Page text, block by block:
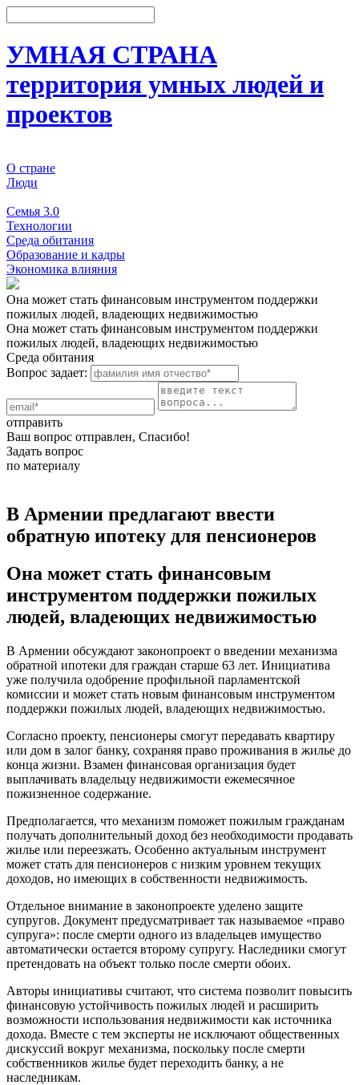
УМНАЯ СТРАНА
территория умных людей и
проектов
О стране
Люди
Семья 3.0
Технологии
Среда обитания
Образование и кадры
Экономика влияния
Она может стать финансовым инструментом поддержки
пожилых людей, владеющих недвижимостью
Она может стать финансовым инструментом поддержки
пожилых людей, владеющих недвижимостью
Среда обитания
Вопрос задает:
отправить
Ваш вопрос отправлен, Спасибо!
Задать вопрос
по материалу
В Армении предлагают ввести
обратную ипотеку для пенсионеров
Она может стать финансовым
инструментом поддержки пожилых
людей, владеющих недвижимостью
В Армении обсуждают законопроект о введении механизма
обратной ипотеки для граждан старше 63 лет. Инициатива
уже получила одобрение профильной парламентской
комиссии и может стать новым финансовым инструментом
поддержки пожилых людей, владеющих недвижимостью.
Согласно проекту, пенсионеры смогут передавать квартиру
или дом в залог банку, сохраняя право проживания в жилье до
конца жизни. Взамен финансовая организация будет
выплачивать владельцу недвижимости ежемесячное
пожизненное содержание.
Предполагается, что механизм поможет пожилым гражданам
получать дополнительный доход без необходимости продавать
жилье или переезжать. Особенно актуальным инструмент
может стать для пенсионеров с низким уровнем текущих
доходов, но имеющих в собственности недвижимость.
Отдельное внимание в законопроекте уделено защите
супругов. Документ предусматривает так называемое «право
супруга»: после смерти одного из владельцев имущество
автоматически остается второму супругу. Наследники смогут
претендовать на объект только после смерти обоих.
Авторы инициативы считают, что система позволит повысить
финансовую устойчивость пожилых людей и расширить
возможности использования недвижимости как источника
дохода. Вместе с тем эксперты не исключают общественных
дискуссий вокруг механизма, поскольку после смерти
собственников жилье будет переходить банку, а не
наследникам.